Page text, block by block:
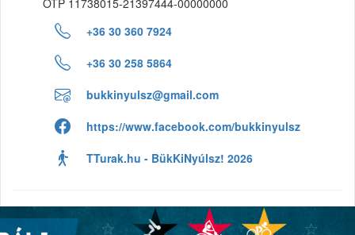
OTP 11738015-21397444-00000000
+36 30 360 7924
+36 30 258 5864
bukkinyulsz@gmail.com
https://www.facebook.com/bukkinyulsz
TTurak.hu - BükKiNyúlsz! 2026